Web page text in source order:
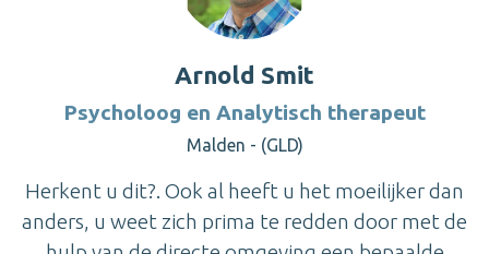
Arnold Smit
Psycholoog en Analytisch therapeut
Malden - (GLD)
Herkent u dit?. Ook al heeft u het moeilijker dan
anders, u weet zich prima te redden door met de